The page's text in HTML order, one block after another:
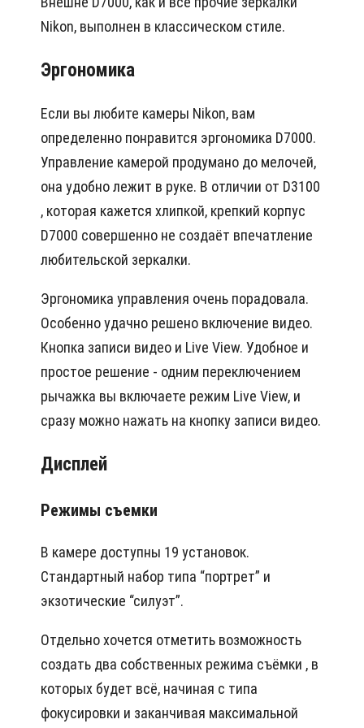
Nikon, выполнен в классическом стиле.
Эргономика
Если вы любите камеры Nikon, вам
определенно понравится эргономика D7000.
Управление камерой продумано до мелочей,
она удобно лежит в руке. В отличии от D3100
, которая кажется хлипкой, крепкий корпус
D7000 совершенно не создаёт впечатление
любительской зеркалки.
Эргономика управления очень порадовала.
Особенно удачно решено включение видео.
Кнопка записи видео и Live View. Удобное и
простое решение - одним переключением
рычажка вы включаете режим Live View, и
сразу можно нажать на кнопку записи видео.
Дисплей
Режимы съемки
В камере доступны 19 установок.
Стандартный набор типа “портрет” и
экзотические “силуэт”.
Отдельно хочется отметить возможность
создать два собственных режима съёмки , в
которых будет всё, начиная с типа
фокусировки и заканчивая максимальной